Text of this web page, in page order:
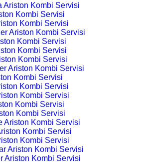
Ariston Kombi Servisi
Kombi Servisi
Kombi Servisi
Ariston Kombi Servisi
Kombi Servisi
Kombi Servisi
Kombi Servisi
Ariston Kombi Servisi
Kombi Servisi
Kombi Servisi
Kombi Servisi
Kombi Servisi
Kombi Servisi
Ariston Kombi Servisi
Kombi Servisi
Kombi Servisi
Ariston Kombi Servisi
Ariston Kombi Servisi